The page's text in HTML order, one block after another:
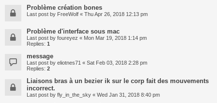
Problème création bones
Last post by FreeWolf « Thu Apr 26, 2018 12:13 pm
Problème d'interface sous mac
Last post by foureyez « Mon Mar 19, 2018 1:14 pm
Replies: 1
message
Last post by eliotnes71 « Sat Feb 03, 2018 2:28 pm
Replies: 2
Liaisons bras à un bezier ik sur le corp fait des mouvements
incorrect.
Last post by fly_in_the_sky « Wed Jan 31, 2018 8:40 pm